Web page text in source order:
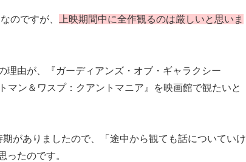
のですが、
上映期間中に全作観るのは厳しいと思いま
理由が、『ガーディアンズ・オブ・ギャラクシー
ン＆ワスプ：クアントマニア』を映画館で観たいと
がありましたので、「途中から観ても話についていけ
ったのです。